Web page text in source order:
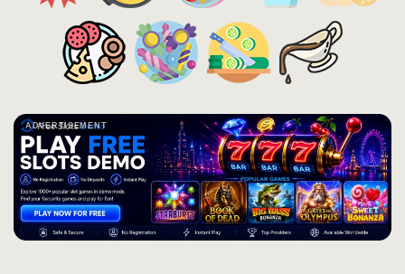
ADVERTISEMENT